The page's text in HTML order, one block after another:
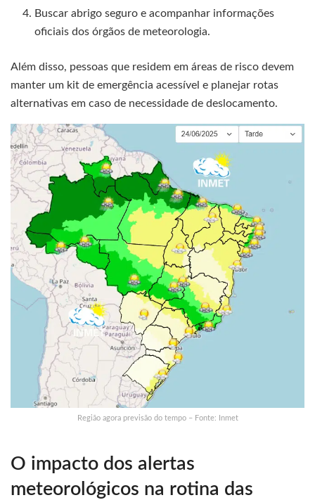
Buscar abrigo seguro e acompanhar informações
oficiais dos órgãos de meteorologia.
Além disso, pessoas que residem em áreas de risco devem
manter um kit de emergência acessível e planejar rotas
alternativas em caso de necessidade de deslocamento.
Região agora previsão do tempo – Fonte: Inmet
O impacto dos alertas
meteorológicos na rotina das